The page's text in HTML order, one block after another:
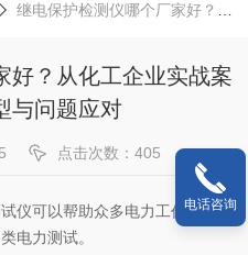
继电保护检测仪哪个厂家好？从化工企业实战案例看技术选型与问题应对
好？从化工企业实战案
与问题应对
点击次数：405
仪可以帮助众多电力工作者更加
电力测试。
电话咨询